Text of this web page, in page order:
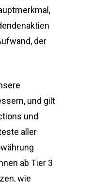
der
und gilt
und
aller
ab Tier 3
wie